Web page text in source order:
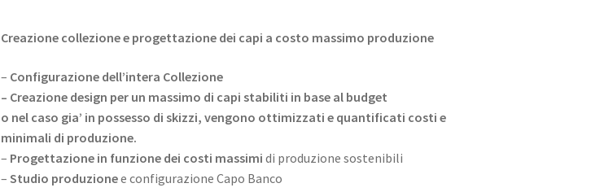
Creazione collezione e progettazione dei capi a costo massimo produzione
– Configurazione dell’intera Collezione
– Creazione design per un massimo di capi stabiliti in base al budget
o nel caso gia’ in possesso di skizzi, vengono ottimizzati e quantificati costi e
minimali di produzione.
– Progettazione in funzione dei costi massimi di produzione sostenibili
– Studio produzionee configurazione Capo Banco